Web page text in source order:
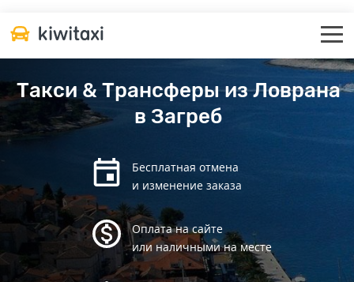
Такси & Трансферы из Ловрана
в Загреб
Бесплатная отмена
и изменение заказа
Оплата на сайте
или наличными на месте